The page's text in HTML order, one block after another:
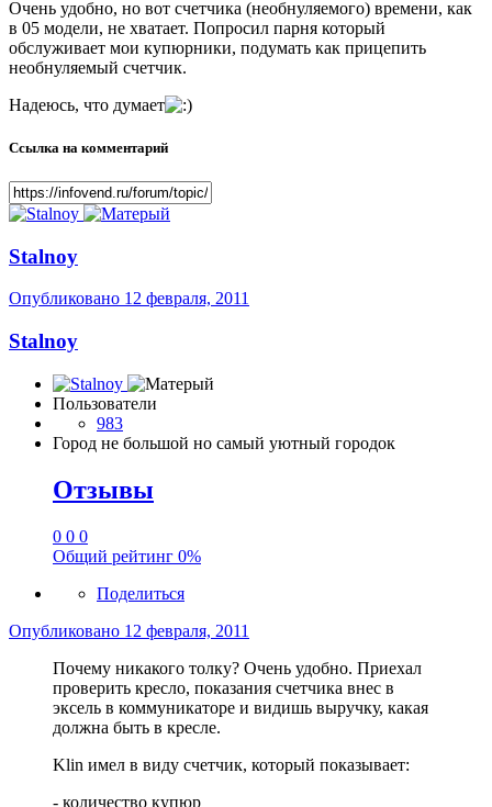
Очень удобно, но вот счетчика (необнуляемого) времени, как
в 05 модели, не хватает. Попросил парня который
обслуживает мои купюрники, подумать как прицепить
необнуляемый счетчик.
Надеюсь, что думает
Ссылка на комментарий
Stalnoy
Опубликовано 12 февраля, 2011
Stalnoy
Пользователи
983
Город не большой но самый уютный городок
Отзывы
0 0 0
Общий рейтинг 0%
Поделиться
Опубликовано 12 февраля, 2011
Почему никакого толку? Очень удобно. Приехал
проверить кресло, показания счетчика внес в
эксель в коммуникаторе и видишь выручку, какая
должна быть в кресле.
Klin имел в виду счетчик, который показывает:
- количество купюр